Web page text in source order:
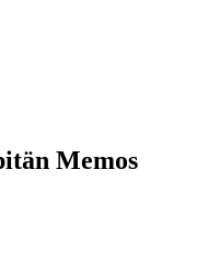
Memos